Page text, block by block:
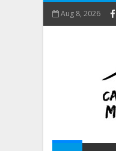
Aug 8, 2026